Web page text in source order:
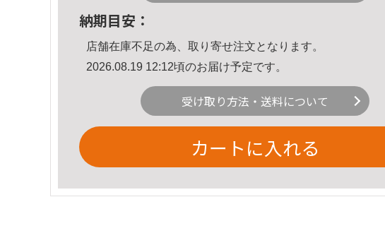
納期目安：
店舗在庫不足の為、取り寄せ注文となります。
2026.08.19 12:12頃のお届け予定です。
受け取り方法・送料について
カートに入れる